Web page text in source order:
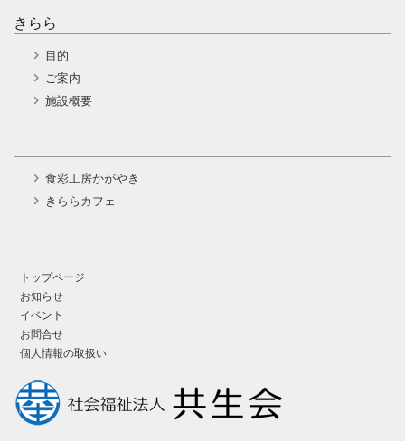
きらら
目的
ご案内
施設概要
食彩工房かがやき
きららカフェ
トップページ
お知らせ
イベント
お問合せ
個人情報の取扱い